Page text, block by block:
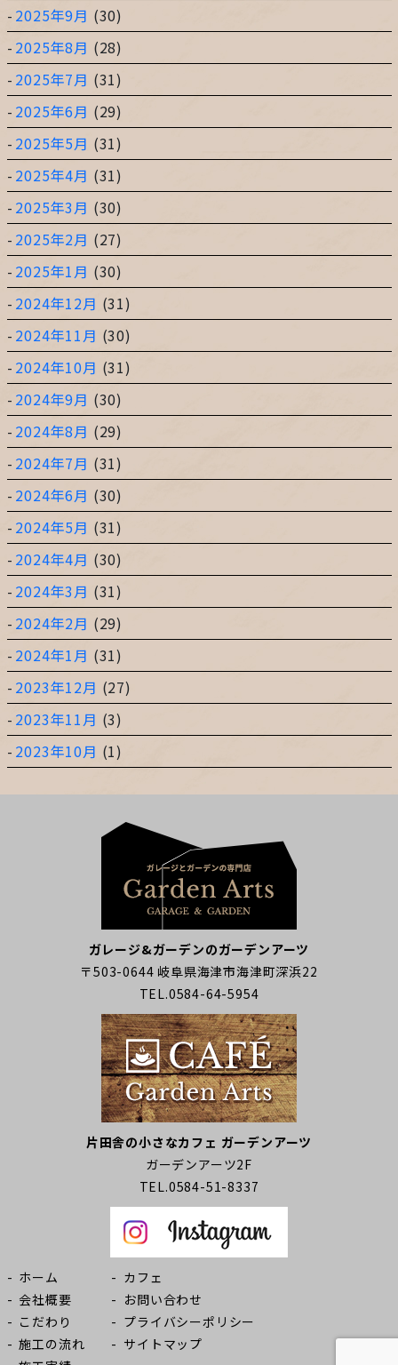
2025年9月 (30)
2025年8月 (28)
2025年7月 (31)
2025年6月 (29)
2025年5月 (31)
2025年4月 (31)
2025年3月 (30)
2025年2月 (27)
2025年1月 (30)
2024年12月 (31)
2024年11月 (30)
2024年10月 (31)
2024年9月 (30)
2024年8月 (29)
2024年7月 (31)
2024年6月 (30)
2024年5月 (31)
2024年4月 (30)
2024年3月 (31)
2024年2月 (29)
2024年1月 (31)
2023年12月 (27)
2023年11月 (3)
2023年10月 (1)
ガレージ&ガーデンのガーデンアーツ
〒503-0644 岐阜県海津市海津町深浜22
TEL.0584-64-5954
片田舎の小さなカフェ ガーデンアーツ
ガーデンアーツ2F
TEL.0584-51-8337
ホーム
会社概要
こだわり
施工の流れ
カフェ
お問い合わせ
プライバシーポリシー
サイトマップ